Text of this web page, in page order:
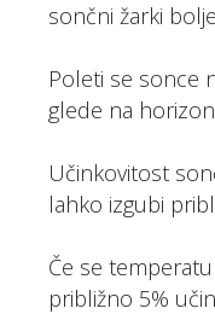
sončni žarki
Poleti se sonce
glede na
Učinkovitost
lahko izgubi
Če se
približno 5%